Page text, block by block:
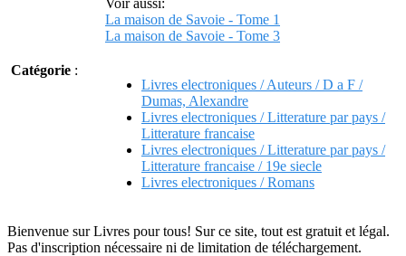
Voir aussi:
La maison de Savoie - Tome 1
La maison de Savoie - Tome 3
Catégorie :
Livres electroniques / Auteurs / D a F /
Dumas, Alexandre
Livres electroniques / Litterature par pays /
Litterature francaise
Livres electroniques / Litterature par pays /
Litterature francaise / 19e siecle
Livres electroniques / Romans
Bienvenue sur Livres pour tous! Sur ce site, tout est gratuit et légal.
Pas d'inscription nécessaire ni de limitation de téléchargement.